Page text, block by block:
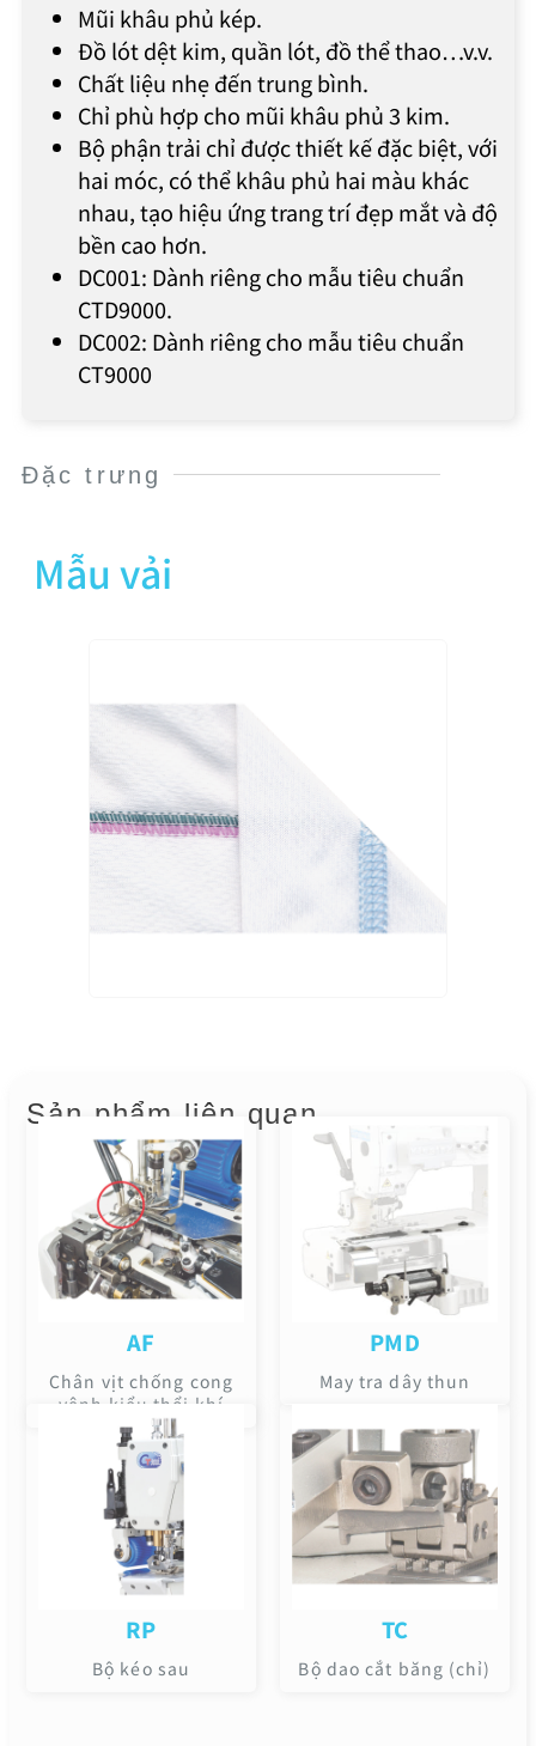
Mũi khâu phủ kép.
Đồ lót dệt kim, quần lót, đồ thể thao…v.v.
Chất liệu nhẹ đến trung bình.
Chỉ phù hợp cho mũi khâu phủ 3 kim.
Bộ phận trải chỉ được thiết kế đặc biệt, với
hai móc, có thể khâu phủ hai màu khác
nhau, tạo hiệu ứng trang trí đẹp mắt và độ
bền cao hơn.
DC001: Dành riêng cho mẫu tiêu chuẩn
CTD9000.
DC002: Dành riêng cho mẫu tiêu chuẩn
CT9000
Đặc trưng
Mẫu vải
Sản phẩm liên quan
AF
Chân vịt chống cong
vênh kiểu thổi khí
PMD
May tra dây thun
RP
Bộ kéo sau
TC
Bộ dao cắt băng (chỉ)